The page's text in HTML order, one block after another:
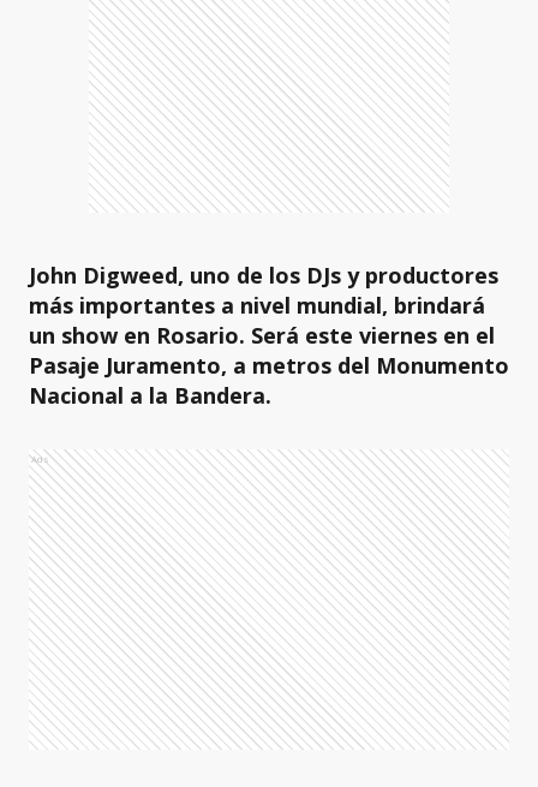
John Digweed, uno de los DJs y productores
más importantes a nivel mundial, brindará
un show en Rosario. Será este viernes en el
Pasaje Juramento, a metros del Monumento
Nacional a la Bandera.
Ads